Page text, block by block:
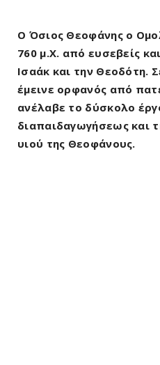
Ο Όσιος Θεοφάνης ο
760 μ.Χ. από ευσεβείς
Ισαάκ και την Θεοδότη.
έμεινε ορφανός από
ανέλαβε το δύσκολο
διαπαιδαγωγήσεως και
υιού της Θεοφάνους.